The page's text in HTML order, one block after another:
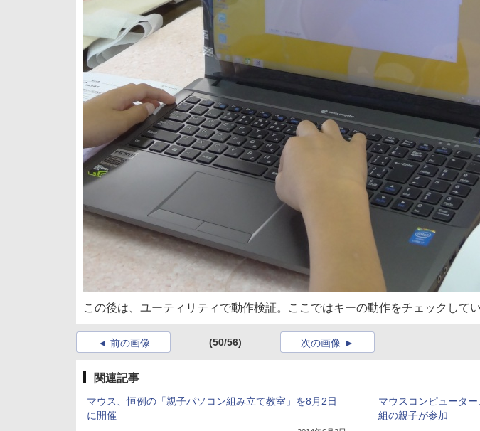
この後は、ユーティリティで動作検証。ここではキーの動作をチェックして
前の画像 (50/56) 次の画像
関連記事
マウス、恒例の「親子パソコン組み立て教室」を8月2日
に開催
マウスコンピュータ
組の親子が参加